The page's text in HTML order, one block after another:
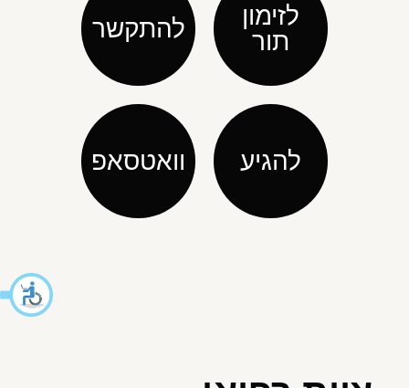
לזימון
תור
להתקשר
להגיע וואטסאפ